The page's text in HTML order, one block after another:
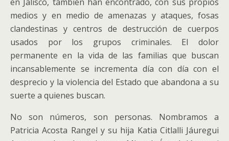
medios y en medio de amenazas y ataques, fosas
clandestinas y centros de destrucción de cuerpos
usados por los grupos criminales. El dolor
permanente en la vida de las familias que buscan
incansablemente se incrementa día con día con el
desprecio y la violencia del Estado que abandona a su
suerte a quienes buscan.
No son números, son personas. Nombramos a
Patricia Acosta Rangel y su hija Katia Citlalli Jáuregui